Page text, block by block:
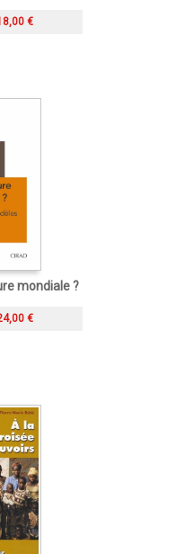
€
mondiale ?
€